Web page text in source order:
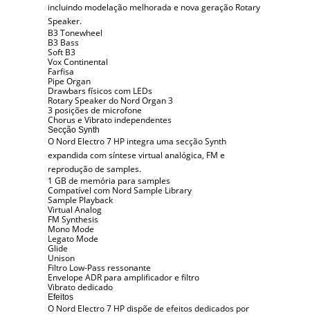
incluindo modelação melhorada e nova geração Rotary
Speaker.
B3 Tonewheel
B3 Bass
Soft B3
Vox Continental
Farfisa
Pipe Organ
Drawbars físicos com LEDs
Rotary Speaker do Nord Organ 3
3 posições de microfone
Chorus e Vibrato independentes
Secção Synth
O Nord Electro 7 HP integra uma secção Synth
expandida com síntese virtual analógica, FM e
reprodução de samples.
1 GB de memória para samples
Compatível com Nord Sample Library
Sample Playback
Virtual Analog
FM Synthesis
Mono Mode
Legato Mode
Glide
Unison
Filtro Low-Pass ressonante
Envelope ADR para amplificador e filtro
Vibrato dedicado
Efeitos
O Nord Electro 7 HP dispõe de efeitos dedicados por